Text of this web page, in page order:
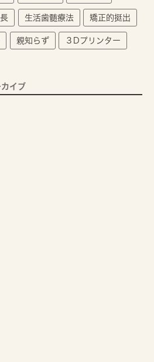
生活歯髄療法 矯正的挺出
親知らず ３Dプリンター
イブ